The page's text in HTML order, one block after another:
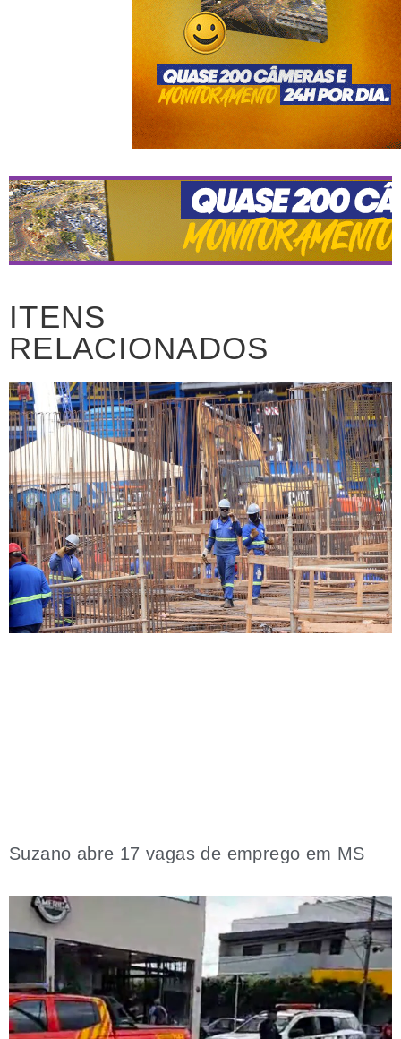
ITENS
RELACIONADOS
Suzano abre 17 vagas de emprego em MS